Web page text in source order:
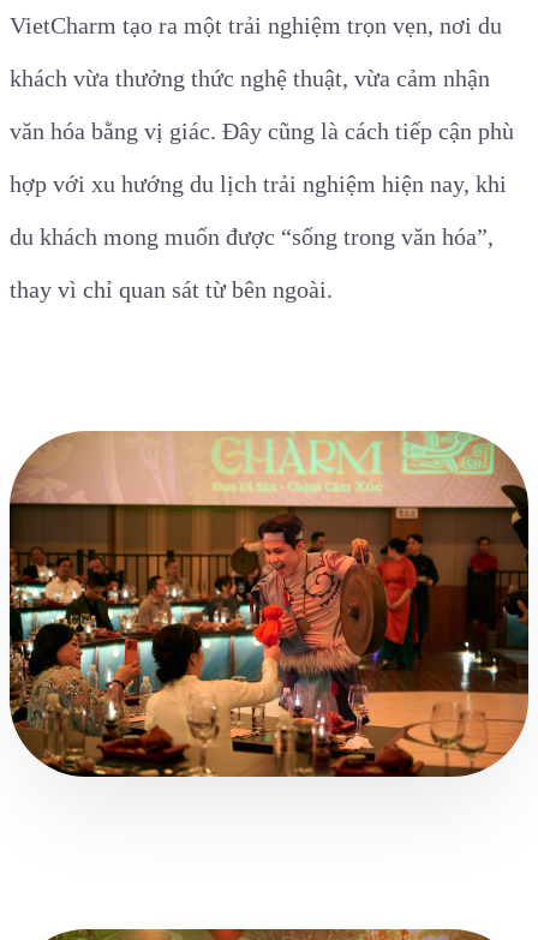
VietCharm tạo ra một trải nghiệm trọn vẹn, nơi du
khách vừa thưởng thức nghệ thuật, vừa cảm nhận
văn hóa bằng vị giác. Đây cũng là cách tiếp cận phù
hợp với xu hướng du lịch trải nghiệm hiện nay, khi
du khách mong muốn được “sống trong văn hóa”,
thay vì chỉ quan sát từ bên ngoài.